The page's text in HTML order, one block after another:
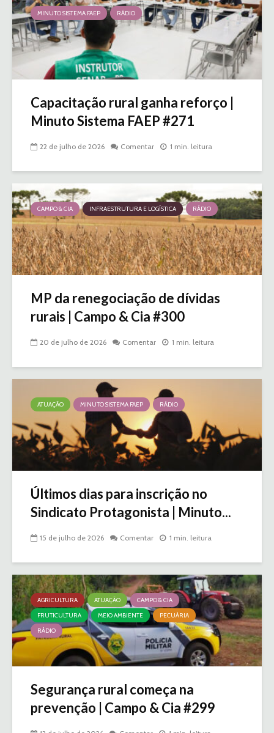
MINUTO SISTEMA FAEP RÁDIO
Capacitação rural ganha reforço |
Minuto Sistema FAEP #271
22 de julho de 2026 Comentar 1 min. leitura
CAMPO & CIA INFRAESTRUTURA E LOGÍSTICA RÁDIO
MP da renegociação de dívidas
rurais | Campo & Cia #300
20 de julho de 2026 Comentar 1 min. leitura
ATUAÇÃO MINUTO SISTEMA FAEP RÁDIO
Últimos dias para inscrição no
Sindicato Protagonista | Minuto...
15 de julho de 2026 Comentar 1 min. leitura
AGRICULTURA ATUAÇÃO
CAMPO & CIA
FRUTICULTURA
MEIO AMBIENTE
PECUÁRIA
RÁDIO
Segurança rural começa na
prevenção | Campo & Cia #299